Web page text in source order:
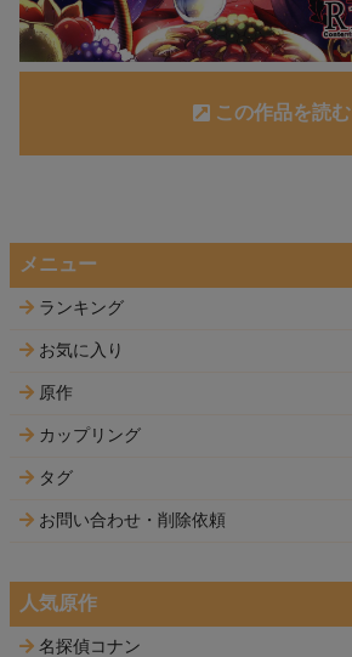
この作品を読む
メニュー
ランキング
お気に入り
原作
カップリング
タグ
お問い合わせ・削除依頼
人気原作
名探偵コナン